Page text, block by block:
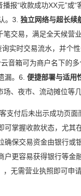
报“收款成功XX元”或“
。3. 独立网络与超长续
交易，满足全天候营
实时交易流水，并个
云音箱可为商户名下的
漏。6. 便捷部署与适用
、夜市、流动摊位等
支付后未出示成功页
掌握收款状态，尤其
确保交易资金由银行或
户更容易获得银行等金
无需营业执照即可申